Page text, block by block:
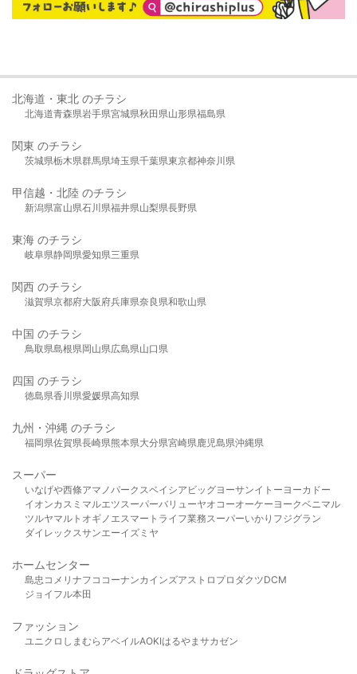
北海道・東北 のチラシ
北海道青森県岩手県宮城県秋田県山形県福島県
関東 のチラシ
茨城県栃木県群馬県埼玉県千葉県東京都神奈川県
甲信越・北陸 のチラシ
新潟県富山県石川県福井県山梨県長野県
東海 のチラシ
岐阜県静岡県愛知県三重県
関西 のチラシ
滋賀県京都府大阪府兵庫県奈良県和歌山県
中国 のチラシ
鳥取県島根県岡山県広島県山口県
四国 のチラシ
徳島県香川県愛媛県高知県
九州・沖縄 のチラシ
福岡県佐賀県長崎県熊本県大分県宮崎県鹿児島県沖縄県
スーパー
いなげや西條アマノパークスベイシア ビッグヨーサンイトーヨーカドー
イオンカスミ マルエツスーパーバリューヤオコーオーケー ヨークベニマル
ツルヤマルト オギノ エスマート ライフ業務スーパーいかり フジグラン
ダイレックスサンエーイズミヤ
ホームセンター
島忠 コメリ ナフコ コーナンカインズアストロプロダクツDCM
ジョイフル本田
ファッション
ユニクロ しまむら アベイルAOKIはるやま サカゼン